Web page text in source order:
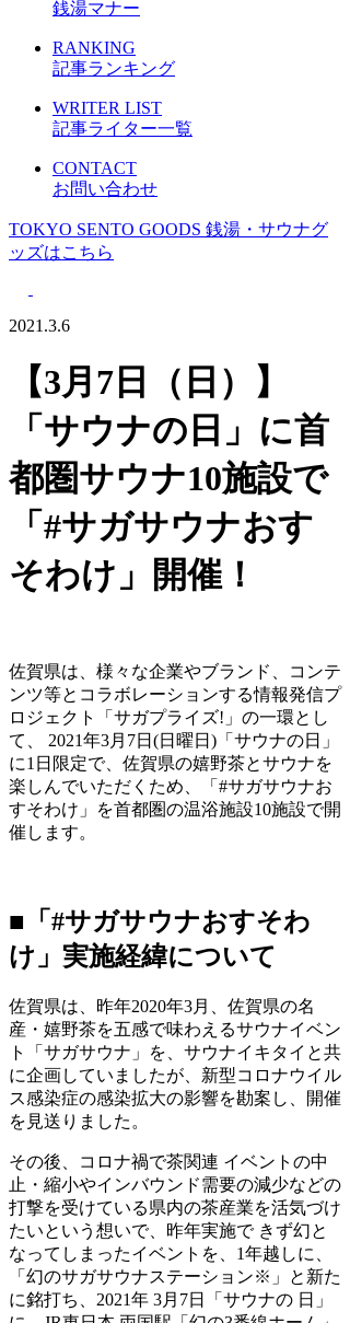
銭湯マナー
RANKING
記事ランキング
WRITER LIST
記事ライター一覧
CONTACT
お問い合わせ
TOKYO SENTO GOODS 銭湯・サウナグ
ッズはこちら
2021.3.6
【3月7日（日）】
「サウナの日」に首
都圏サウナ10施設で
「#サガサウナおす
そわけ」開催！
佐賀県は、様々な企業やブランド、コンテ
ンツ等とコラボレーションする情報発信プ
ロジェクト「サガプライズ!」の一環とし
て、 2021年3月7日(日曜日)「サウナの日」
に1日限定で、佐賀県の嬉野茶とサウナを
楽しんでいただくため、「#サガサウナお
すそわけ」を首都圏の温浴施設10施設で開
催します。
■「#サガサウナおすそわ
け」実施経緯について
佐賀県は、昨年2020年3月、佐賀県の名
産・嬉野茶を五感で味わえるサウナイベン
ト「サガサウナ」を、サウナイキタイと共
に企画していましたが、新型コロナウイル
ス感染症の感染拡大の影響を勘案し、開催
を見送りました。
その後、コロナ禍で茶関連 イベントの中
止・縮小やインバウンド需要の減少などの
打撃を受けている県内の茶産業を活気づけ
たいという想いで、昨年実施で きず幻と
なってしまったイベントを、1年越しに、
「幻のサガサウナステーション※」と新た
に銘打ち、2021年 3月7日「サウナの 日」